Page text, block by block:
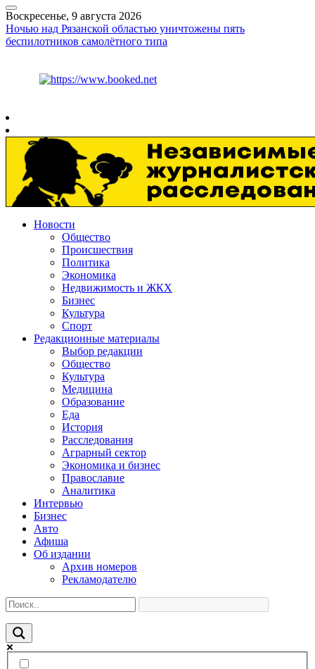
Воскресенье, 9 августа 2026
Ночью над Рязанской областью уничтожены пять
беспилотников самолётного типа
Новости
Общество
Происшествия
Политика
Экономика
Недвижимость и ЖКХ
Бизнес
Культура
Спорт
Редакционные материалы
Выбор редакции
Общество
Культура
Медицина
Образование
Еда
История
Расследования
Аграрный сектор
Экономика и бизнес
Православие
Аналитика
Интервью
Бизнес
Авто
Афиша
Об издании
Архив номеров
Рекламодателю